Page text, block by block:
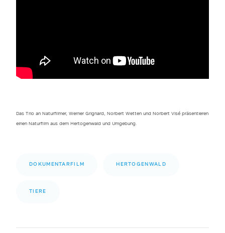
Das Trio an Naturfilmer, Werner Grignard, Norbert Wetten und Norbert Visé präsentieren
einen Naturfilm aus dem Hertogenwald und Umgebung.
DOKUMENTARFILM HERTOGENWALD
TIERE